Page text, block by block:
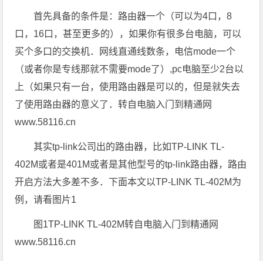
首先具备的条件是：路由器一个（可以为4口，8
口，16口，甚至更多的），如果你有很多台电脑，可以
买个多口的交换机．网线直通线数条，电信mode一个
（或者你是专线那就不需要mode了）,pc电脑至少2台以
上（如果只有一台，使用路由器是可以的，但是就失去
了使用路由器的意义了．转自电脑入门到精通网
www.58116.cn
其实tp-link公司出的路由器，比如TP-LINK TL-
402M或者是401M或者是其他型号的tp-link路由器，路由
开启方法大多差不多．下面本文以TP-LINK TL-402M为
例，请看图片1
图1TP-LINK TL-402M转自电脑入门到精通网
www.58116.cn